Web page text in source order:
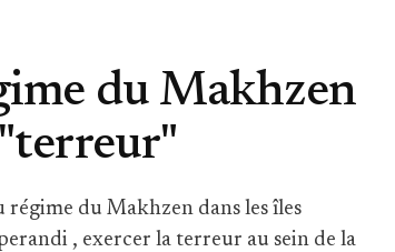
du Makhzen
régime du Makhzen dans les îles
, exercer la terreur au sein de la